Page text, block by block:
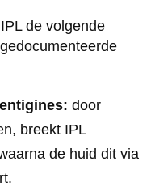
de volgende
door
breekt IPL
de huid dit via